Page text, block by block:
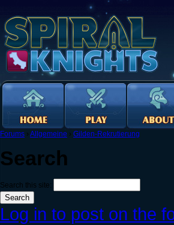
Forums › Allgemeine › Gilden-Rekrutierung
Search
Search this site:
Log in to post on the